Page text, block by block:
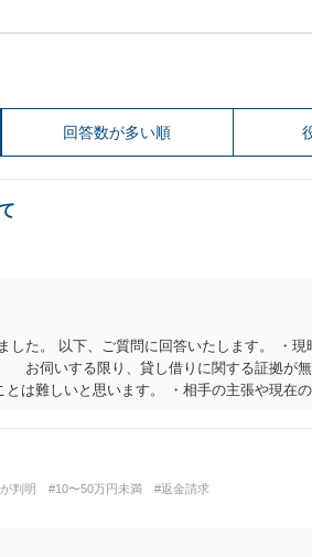
回答数が多い順
した。 以下、ご質問に回答いたします。 ・現
お伺いする限り、貸し借りに関する証拠が
は難しいと思います。 ・相手の主張や現在
身での対応に窮するようであれば、代理人
てアドバイスをいただけるか。 具体的な回
判明 #10〜50万円未満 #返金請求